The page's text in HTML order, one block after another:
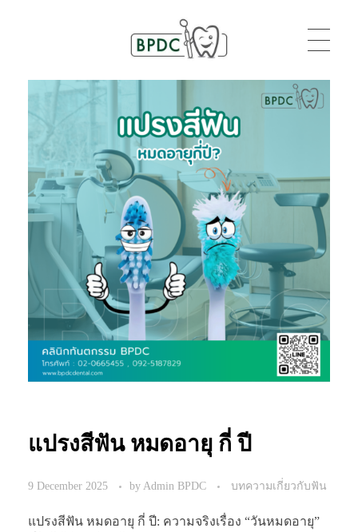
แปรงสีฟัน หมดอายุ กี่ ปี
9 December 2025 by Admin BPDC บทความเกี่ยวกับฟัน
แปรงสีฟัน หมดอายุ กี่ ปี: ความจริงเรื่อง “วันหมดอายุ”